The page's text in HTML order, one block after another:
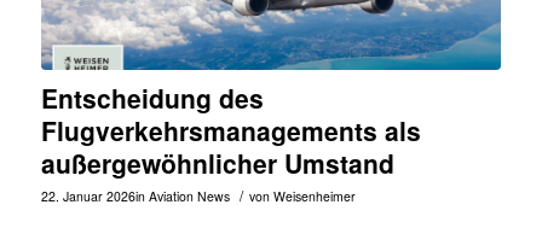
Entscheidung des
Flugverkehrsmanagements als
außergewöhnlicher Umstand
22. Januar 2026in Aviation News / von Weisenheimer